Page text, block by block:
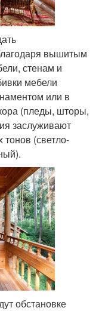
вышитым
стенам и
мебели
или в
(пледы, шторы,
заслуживают
(светло-
обстановке